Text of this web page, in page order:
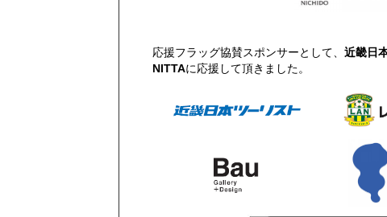
応援フラッグ協賛スポンサーとして、近畿日
NITTAに応援して頂きました。